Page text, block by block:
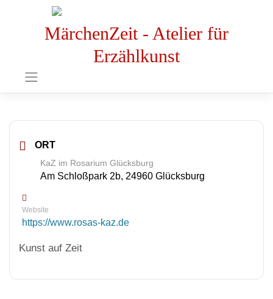
MärchenZeit - Atelier für
Erzählkunst
ORT
KaZ im Rosarium Glücksburg
Am Schloßpark 2b, 24960 Glücksburg
Website
https://www.rosas-kaz.de
Kunst auf Zeit